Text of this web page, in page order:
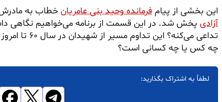
این بخشی از پیام فرماندهوحید بنیعامریان خطاب به
آزادی پخش شد. در این قسمت از برنامه می‌خواهیم نگاهی
تداعی
چه کس یا چه کسانی است؟
لطفاً به اشتراک بگذارید: